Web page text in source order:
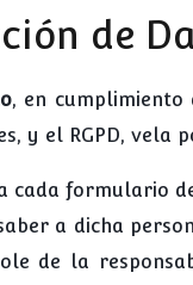
de
, en cumplimiento
y el RGPD,
cada formulario
a dicha
de la